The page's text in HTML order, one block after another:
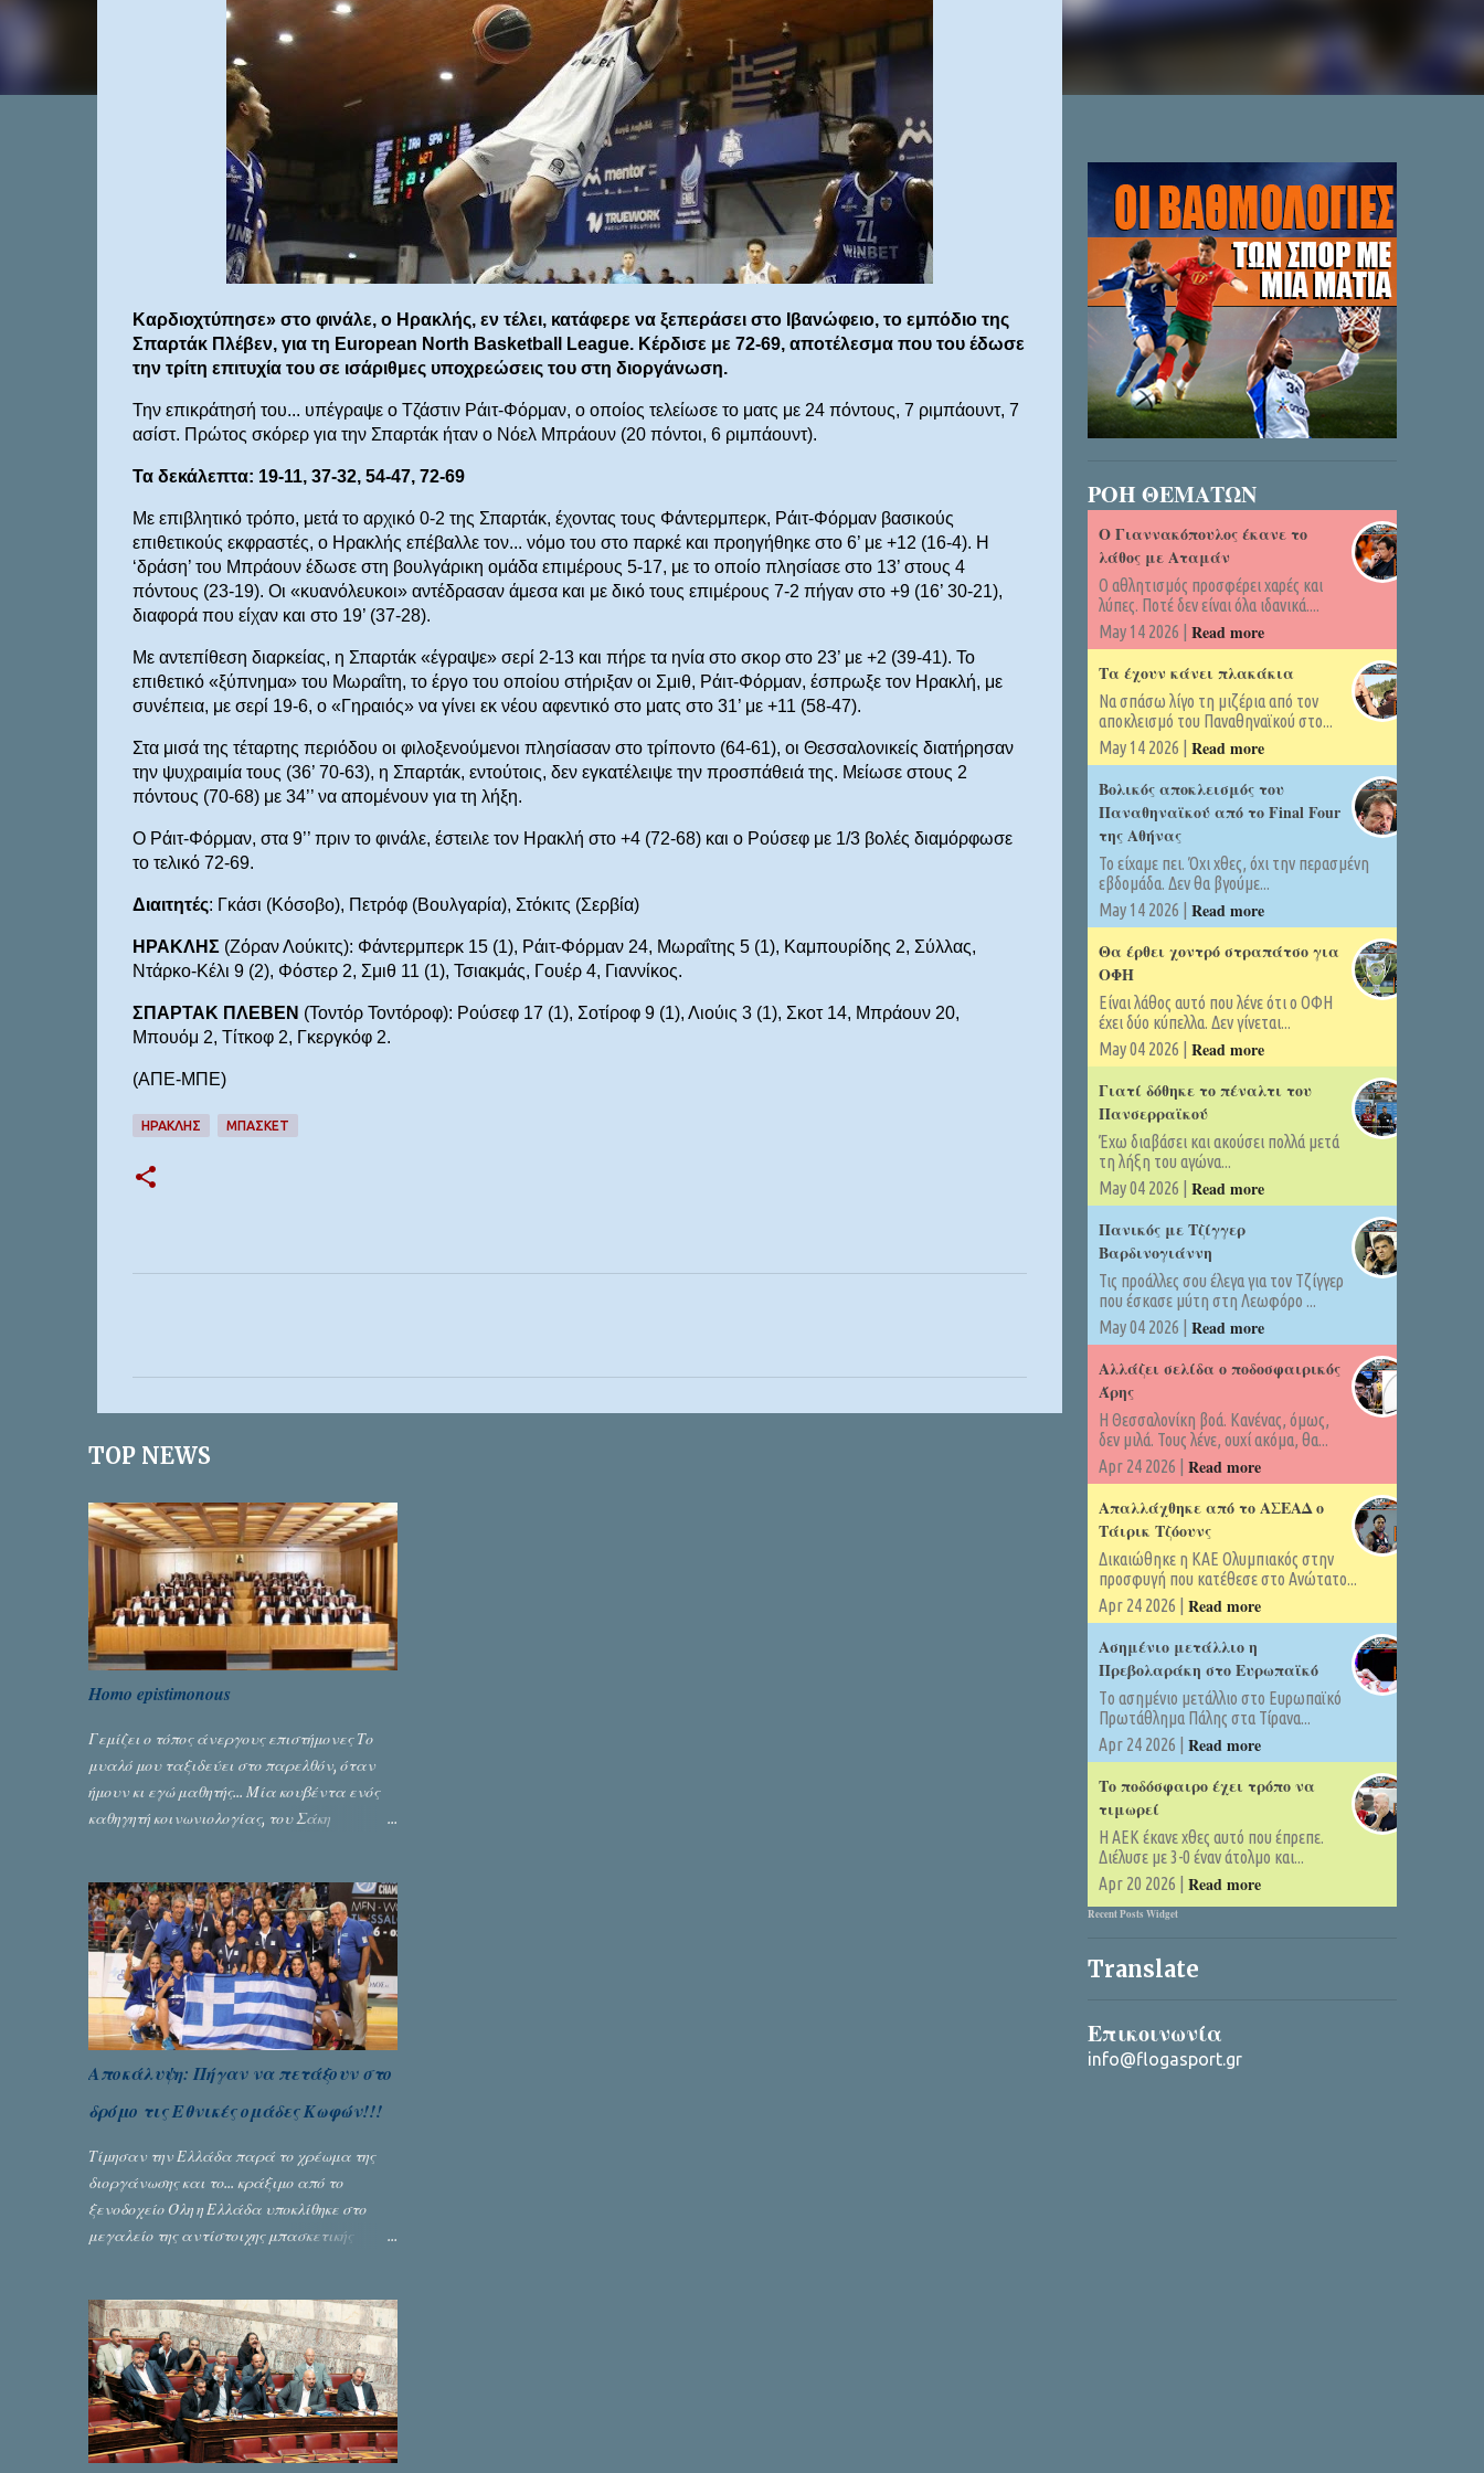
Καρδιοχτύπησε» στο φινάλε, ο Ηρακλής, εν τέλει, κατάφερε να ξεπεράσει στο Ιβανώφειο, το εμπόδιο της
Σπαρτάκ Πλέβεν, για τη European North Basketball League. Κέρδισε με 72-69, αποτέλεσμα που του έδωσε
την τρίτη επιτυχία του σε ισάριθμες υποχρεώσεις του στη διοργάνωση.
Την επικράτησή του... υπέγραψε ο Τζάστιν Ράιτ-Φόρμαν, ο οποίος τελείωσε το ματς με 24 πόντους, 7 ριμπάουντ, 7
ασίστ. Πρώτος σκόρερ για την Σπαρτάκ ήταν ο Νόελ Μπράουν (20 πόντοι, 6 ριμπάουντ).
Τα δεκάλεπτα: 19-11, 37-32, 54-47, 72-69
Με επιβλητικό τρόπο, μετά το αρχικό 0-2 της Σπαρτάκ, έχοντας τους Φάντερμπερκ, Ράιτ-Φόρμαν βασικούς
επιθετικούς εκφραστές, ο Ηρακλής επέβαλλε τον... νόμο του στο παρκέ και προηγήθηκε στο 6’ με +12 (16-4). Η
‘δράση’ του Μπράουν έδωσε στη βουλγάρικη ομάδα επιμέρους 5-17, με το οποίο πλησίασε στο 13’ στους 4
πόντους (23-19). Οι «κυανόλευκοι» αντέδρασαν άμεσα και με δικό τους επιμέρους 7-2 πήγαν στο +9 (16’ 30-21),
διαφορά που είχαν και στο 19’ (37-28).
Με αντεπίθεση διαρκείας, η Σπαρτάκ «έγραψε» σερί 2-13 και πήρε τα ηνία στο σκορ στο 23’ με +2 (39-41). Το
επιθετικό «ξύπνημα» του Μωραΐτη, το έργο του οποίου στήριξαν οι Σμιθ, Ράιτ-Φόρμαν, έσπρωξε τον Ηρακλή, με
συνέπεια, με σερί 19-6, ο «Γηραιός» να γίνει εκ νέου αφεντικό στο ματς στο 31’ με +11 (58-47).
Στα μισά της τέταρτης περιόδου οι φιλοξενούμενοι πλησίασαν στο τρίποντο (64-61), οι Θεσσαλονικείς διατήρησαν
την ψυχραιμία τους (36’ 70-63), η Σπαρτάκ, εντούτοις, δεν εγκατέλειψε την προσπάθειά της. Μείωσε στους 2
πόντους (70-68) με 34’’ να απομένουν για τη λήξη.
Ο Ράιτ-Φόρμαν, στα 9’’ πριν το φινάλε, έστειλε τον Ηρακλή στο +4 (72-68) και ο Ρούσεφ με 1/3 βολές διαμόρφωσε
το τελικό 72-69.
Διαιτητές: Γκάσι (Κόσοβο), Πετρόφ (Βουλγαρία), Στόκιτς (Σερβία)
ΗΡΑΚΛΗΣ(Ζόραν Λούκιτς): Φάντερμπερκ 15 (1), Ράιτ-Φόρμαν 24, Μωραΐτης 5 (1), Καμπουρίδης 2, Σύλλας,
Ντάρκο-Κέλι 9 (2), Φόστερ 2, Σμιθ 11 (1), Τσιακμάς, Γουέρ 4, Γιαννίκος.
ΣΠΑΡΤΑΚ ΠΛΕΒΕΝ (Τοντόρ Τοντόροφ): Ρούσεφ 17 (1), Σοτίροφ 9 (1), Λιούις 3 (1), Σκοτ 14, Μπράουν 20,
Μπουόμ 2, Τίτκοφ 2, Γκεργκόφ 2.
(ΑΠΕ-ΜΠΕ)
ΗΡΑΚΛΗΣ ΜΠΆΣΚΕΤ
α
TOP NEWS
Homo epistimonous
Γεμίζει ο τόπος άνεργους επιστήμονες Το
μυαλό μου ταξιδεύει στο παρελθόν, όταν
ήμουν κι εγώ μαθητής... Μία κουβέντα ενός
καθηγητή κοινωνιολογίας, του Σάκη
Γράφει ο Σταύρος Αλευρογιάννης
Αποκάλυψη: Πήγαν να πετάξουν στο
δρόμο τις Εθνικές ομάδες Κωφών!!!
Τίμησαν την Ελλάδα παρά το χρέωμα της
διοργάνωσης και το... κράξιμο από το
ξενοδοχείο Όλη η Ελλάδα υποκλίθηκε στο
μεγαλείο της αντίστοιχης μπασκετικής
πρωταθλήματος κωφών που διεξήχθη στη
Θεσσανολίκη τις προηγουμενες ημέρες. Πίσω
από την λάμψη και την αποθέωση που
γνώρισαν τα κορίτσια της Αθηνάς Ζέρβα με
την πορεία τους που ολοκληρώθηκε με τη νίκη
τους στον τελικό επί της Λιθουανίας,
ΡΟΗ ΘΕΜΑΤΩΝ
Ο Γιαννακόπουλος έκανε το
λάθος με Αταμάν
Ο αθλητισμός προσφέρει χαρές και
λύπες. Ποτέ δεν είναι όλα ιδανικά....
May 14 2026 | Read more
Τα έχουν κάνει πλακάκια
Να σπάσω λίγο τη μιζέρια από τον
αποκλεισμό του Παναθηναϊκού στο...
May 14 2026 | Read more
Βολικός αποκλεισμός του
Παναθηναϊκού από το Final Four
της Αθήνας
Το είχαμε πει. Όχι χθες, όχι την περασμένη
εβδομάδα. Δεν θα βγούμε...
May 14 2026 | Read more
Θα έρθει χοντρό στραπάτσο για
ΟΦΗ
Είναι λάθος αυτό που λένε ότι ο ΟΦΗ
έχει δύο κύπελλα. Δεν γίνεται...
May 04 2026 | Read more
Γιατί δόθηκε το πέναλτι του
Πανσερραϊκού
Έχω διαβάσει και ακούσει πολλά μετά
τη λήξη του αγώνα...
May 04 2026 | Read more
Πανικός με Τζίγγερ
Βαρδινογιάννη
Τις προάλλες σου έλεγα για τον Τζίγγερ
που έσκασε μύτη στη Λεωφόρο ...
May 04 2026 | Read more
Αλλάζει σελίδα ο ποδοσφαιρικός
Άρης
Η Θεσσαλονίκη βοά. Κανένας, όμως,
δεν μιλά. Τους λένε, ουχί ακόμα, θα...
Apr 24 2026 | Read more
Απαλλάχθηκε από το ΑΣΕΑΔ ο
Τάιρικ Τζόουνς
Δικαιώθηκε η ΚΑΕ Ολυμπιακός στην
προσφυγή που κατέθεσε στο Ανώτατο...
Apr 24 2026 | Read more
Ασημένιο μετάλλιο η
Πρεβολαράκη στο Ευρωπαϊκό
Tο ασημένιο μετάλλιο στο Ευρωπαϊκό
Πρωτάθλημα Πάλης στα Τίρανα...
Apr 24 2026 | Read more
Το ποδόσφαιρο έχει τρόπο να
τιμωρεί
Η ΑΕΚ έκανε χθες αυτό που έπρεπε.
Διέλυσε με 3-0 έναν άτολμο και...
Apr 20 2026 | Read more
Recent Posts Widget
Translate
Επικοινωνία
info@flogasport.gr